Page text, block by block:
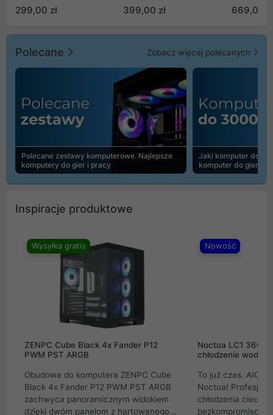
299,00 zł 399,00 zł 669,00
Polecane Zobacz więcej polecanych
Polecane zestawy komputerowe. Najlepsze
komputery do gier i pracy
Jaki komputer do
komputer do gier |
Inspiracje produktowe
Wysyłka gratis
ZENPC Cube Black 4x Fander P12
PWM PST ARGB
Obudowa do komputera ZENPC Cube
Black 4x Fander P12 PWM PST ARGB
zachwyca panoramicznym widokiem
dzięki dwóm panelom z hartowanego
Nowość
Noctua LC1
chłodzenie wodne
To już czas. AIO
Noctua!
chłodzenia cieczą